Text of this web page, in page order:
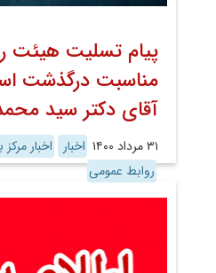
پیام تسلیت هیئت
مناسبت درگذشت
آقای دکتر سید
۳۱ مرداد ۱۴۰۰ اخبار
اخبار
روابط عمومی